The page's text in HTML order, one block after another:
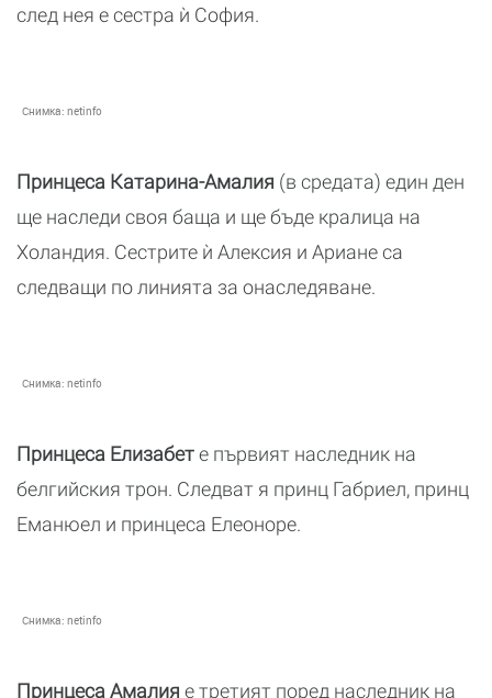
след нея е сестра ѝ София.
Снимка: netinfo
Принцеса Катарина-Амалия (в средата) един ден
ще наследи своя баща и ще бъде кралица на
Холандия. Сестрите ѝ Алексия и Ариане са
следващи по линията за онаследяване.
Снимка: netinfo
Принцеса Елизабете първият наследник на
белгийския трон. Следват я принц Габриел, принц
Еманюел и принцеса Елеоноре.
Снимка: netinfo
Принцеса Амалия е третият поред наследник на